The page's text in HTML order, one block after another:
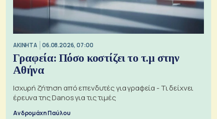
ΑΚΙΝΗΤΑ 06.08.2026, 07:00
Γραφεία: Πόσο κοστίζει το τ.μ στην
Αθήνα
Ισχυρή ζήτηση από επενδυτές για γραφεία - Τι δείχνει
έρευνα της Danos για τις τιμές
Ανδρομάχη Παύλου